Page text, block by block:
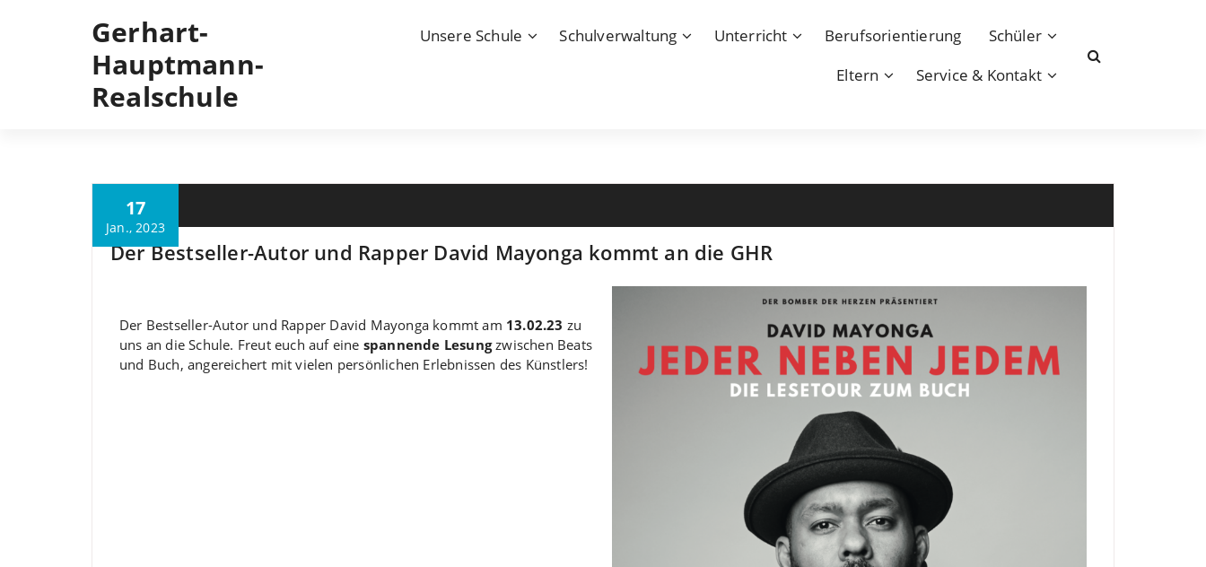
Gerhart-
Hauptmann-
Realschule
Unsere Schule Schulverwaltung Unterricht Berufsorientierung
Schüler
Eltern
Service & Kontakt
17
Jan., 2023
M. Özkan
Der Bestseller-Autor und Rapper David Mayonga kommt an die GHR
Der Bestseller-Autor und Rapper David Mayonga kommt am 13.02.23 zu
uns an die Schule. Freut euch auf eine spannende Lesungzwischen Beats
und Buch, angereichert mit vielen persönlichen Erlebnissen des Künstlers!